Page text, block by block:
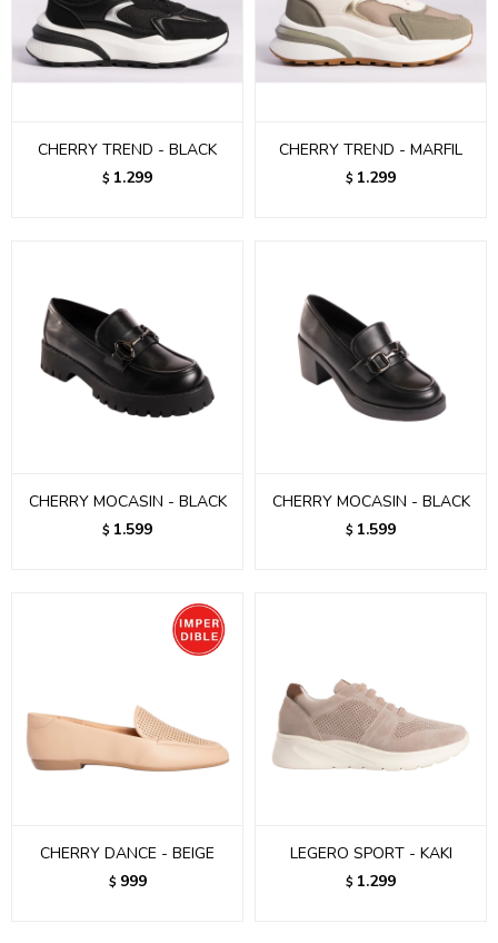
CHERRY TREND - BLACK
$ 1.299
CHERRY TREND - MARFIL
$ 1.299
CHERRY MOCASIN - BLACK
$ 1.599
CHERRY MOCASIN - BLACK
$ 1.599
CHERRY DANCE - BEIGE
$ 999
LEGERO SPORT - KAKI
$ 1.299